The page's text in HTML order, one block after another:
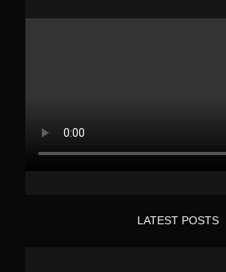
LATEST POSTS